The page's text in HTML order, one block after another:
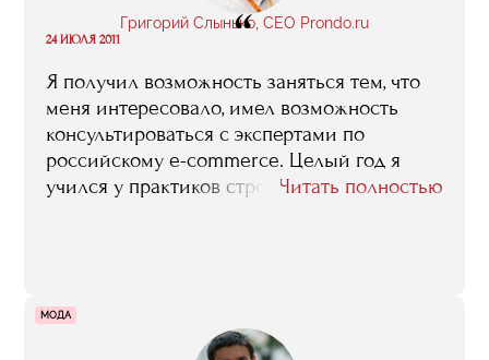
Григорий Слынько, CEO Prondo.ru
“
24 ИЮЛЯ 2011
Я получил возможность заняться тем, что
меня интересовало, имел возможность
консультироваться с экспертами по
российскому e-commerce. Целый год я
учился у практиков строить коммуникации
Читать полностью
МОДА